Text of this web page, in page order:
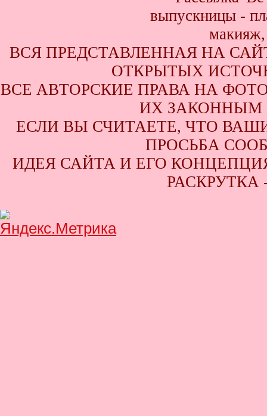
ВСЯ ПРЕДСТАВЛЕННАЯ НА
ОТКРЫТЫХ
ВСЕ АВТОРСКИЕ ПРАВА НА
ИХ ЗАКОННЫМ
ЕСЛИ ВЫ СЧИТАЕТЕ, ЧТО
ПРОСЬБА
ИДЕЯ САЙТА И ЕГО КОНЦЕПЦИЯ
РАСКРУТКА -